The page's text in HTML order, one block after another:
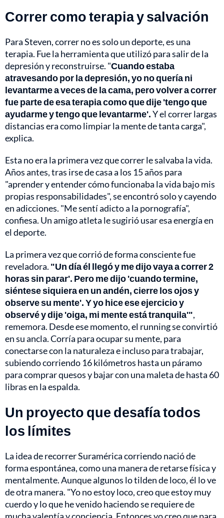
Correr como terapia y salvación
Para Steven, correr no es solo un deporte, es una
terapia. Fue la herramienta que utilizó para salir de la
depresión y reconstruirse. "Cuando estaba
atravesando por la depresión, yo no quería ni
levantarme a veces de la cama, pero volver a correr
fue parte de esa terapia como que dije 'tengo que
ayudarme y tengo que levantarme'.Y el correr largas
distancias era como limpiar la mente de tanta carga",
explica.
Esta no era la primera vez que correr le salvaba la vida.
Años antes, tras irse de casa a los 15 años para
"aprender y entender cómo funcionaba la vida bajo mis
propias responsabilidades", se encontró solo y cayendo
en adicciones. "Me sentí adicto a la pornografía",
confiesa. Un amigo atleta le sugirió usar esa energía en
el deporte.
La primera vez que corrió de forma consciente fue
reveladora. "Un día él llegó y me dijo vaya a correr 2
horas sin parar'. Pero me dijo 'cuando termine,
siéntese siquiera en un andén, cierre los ojos y
observe su mente'. Y yo hice ese ejercicio y
observé y dije 'oiga, mi mente está tranquila'",
rememora. Desde ese momento, el running se convirtió
en su ancla. Corría para ocupar su mente, para
conectarse con la naturaleza e incluso para trabajar,
subiendo corriendo 16 kilómetros hasta un páramo
para comprar quesos y bajar con una maleta de hasta 60
libras en la espalda.
Un proyecto que desafía todos
los límites
La idea de recorrer Suramérica corriendo nació de
forma espontánea, como una manera de retarse física y
mentalmente. Aunque algunos lo tilden de loco, él lo ve
de otra manera. "Yo no estoy loco, creo que estoy muy
cuerdo y lo que he venido haciendo se requiere de
mucha valentía y conciencia. Entonces yo creo que para